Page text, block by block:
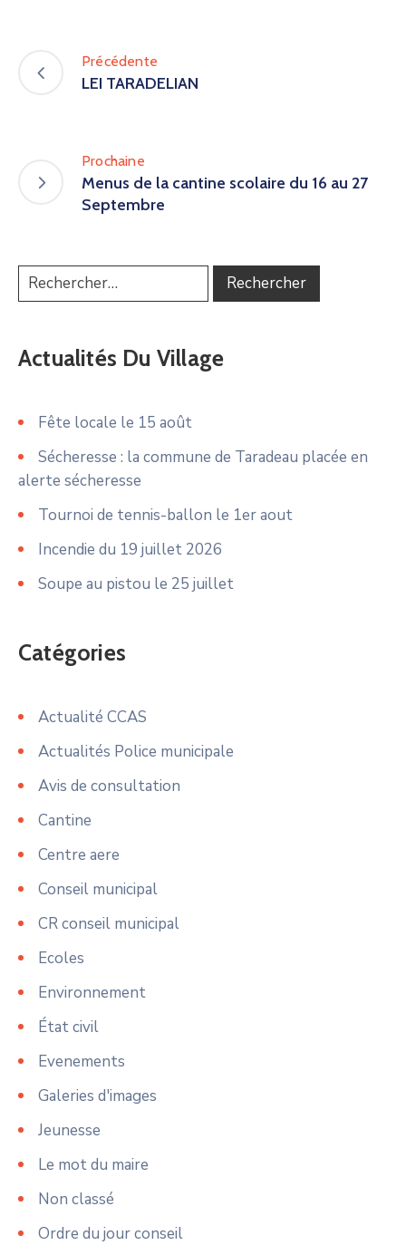
Précédente
LEI TARADELIAN
Prochaine
Menus de la cantine scolaire du 16 au 27
Septembre
Actualités Du Village
Fête locale le 15 août
Sécheresse : la commune de Taradeau placée en
alerte sécheresse
Tournoi de tennis-ballon le 1er aout
Incendie du 19 juillet 2026
Soupe au pistou le 25 juillet
Catégories
Actualité CCAS
Actualités Police municipale
Avis de consultation
Cantine
Centre aere
Conseil municipal
CR conseil municipal
Ecoles
Environnement
État civil
Evenements
Galeries d'images
Jeunesse
Le mot du maire
Non classé
Ordre du jour conseil